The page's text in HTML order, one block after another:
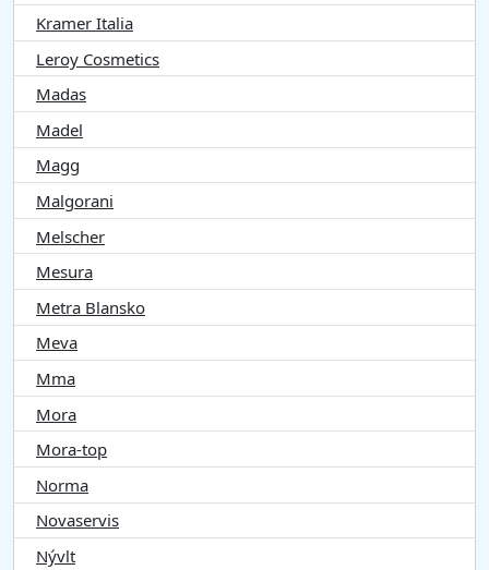
Kramer Italia
Leroy Cosmetics
Madas
Madel
Magg
Malgorani
Melscher
Mesura
Metra Blansko
Meva
Mma
Mora
Mora-top
Norma
Novaservis
Nývlt